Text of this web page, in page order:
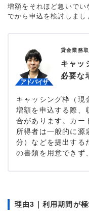
増額をそれほど急いで
でから申込を検討しまし
貸金業務
キャッ
必要な
キャッシング枠（現
増額を申込する際、
合があります。カー
所得者は一般的に源
分）などを提出する
の書類を用意できず
理由3｜利用期間が